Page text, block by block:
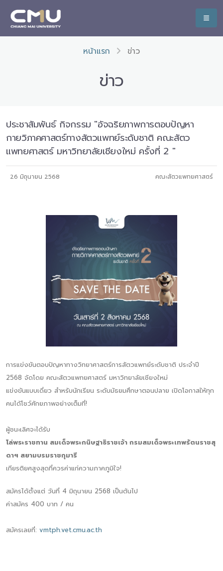
หน้าแรก ข่าว
ข่าว
ประชาสัมพันธ์ กิจกรรม "อัจฉริยภาพการตอบปัญหา
กายวิภาคศาสตร์ทางสัตวแพทย์ระดับชาติ คณะสัตว
แพทยศาสตร์ มหาวิทยาลัยเชียงใหม่ ครั้งที่ 2 "
26 มิถุนายน 2568 คณะสัตวแพทยศาสตร์
การแข่งขันตอบปัญหาทางวิทยาศาสตร์การสัตวแพทย์ระดับชาติ ประจำปี
2568 จัดโดย คณะสัตวแพทยศาสตร์ มหาวิทยาลัยเชียงใหม่
แข่งขันแบบเดี่ยว สำหรับนักเรียน ระดับมัธยมศึกษาตอนปลาย เปิดโอกาสให้ทุก
คนได้โชว์ศักยภาพอย่างเต็มที่!
ผู้ชนะเลิศจะได้รับ
โล่พระราชทาน สมเด็จพระกนิษฐาธิราชเจ้า กรมสมเด็จพระเทพรัตนราชสุ
ดาฯ สยามบรมราชกุมารี
เกียรติยศสูงสุดที่ควรค่าแก่ความภาคภูมิใจ!
สมัครได้ตั้งแต่ วันที่ 4 มิถุนายน 2568 เป็นต้นไป
ค่าสมัคร 400 บาท / คน
สมัครเลยที่: vmtph.vet.cmu.ac.th